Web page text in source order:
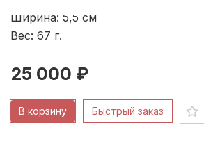
Ширина: 5,5 см
Вес: 67 г.
25 000 ₽
В корзину Быстрый заказ